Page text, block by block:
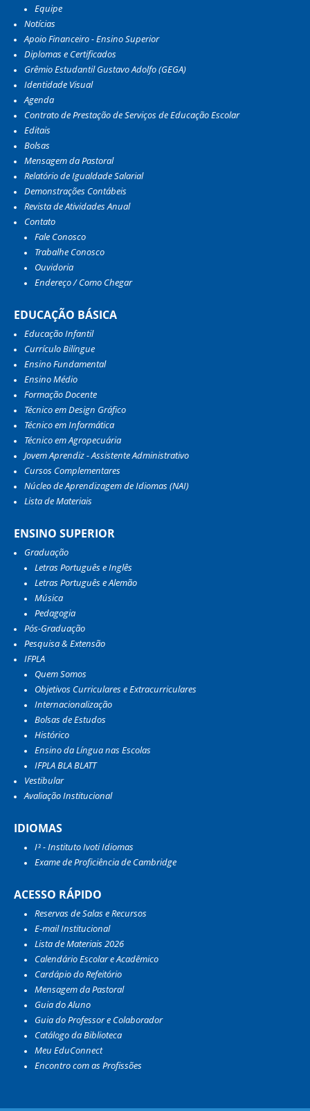
Equipe
Notícias
Apoio Financeiro - Ensino Superior
Diplomas e Certificados
Grêmio Estudantil Gustavo Adolfo (GEGA)
Identidade Visual
Agenda
Contrato de Prestação de Serviços de Educação Escolar
Editais
Bolsas
Mensagem da Pastoral
Relatório de Igualdade Salarial
Demonstrações Contábeis
Revista de Atividades Anual
Contato
Fale Conosco
Trabalhe Conosco
Ouvidoria
Endereço / Como Chegar
EDUCAÇÃO BÁSICA
Educação Infantil
Currículo Bilíngue
Ensino Fundamental
Ensino Médio
Formação Docente
Técnico em Design Gráfico
Técnico em Informática
Técnico em Agropecuária
Jovem Aprendiz - Assistente Administrativo
Cursos Complementares
Núcleo de Aprendizagem de Idiomas (NAI)
Lista de Materiais
ENSINO SUPERIOR
Graduação
Letras Português e Inglês
Letras Português e Alemão
Música
Pedagogia
Pós-Graduação
Pesquisa & Extensão
IFPLA
Quem Somos
Objetivos Curriculares e Extracurriculares
Internacionalização
Bolsas de Estudos
Histórico
Ensino da Língua nas Escolas
IFPLA BLA BLATT
Vestibular
Avaliação Institucional
IDIOMAS
I³ - Instituto Ivoti Idiomas
Exame de Proficiência de Cambridge
ACESSO RÁPIDO
Reservas de Salas e Recursos
E-mail Institucional
Lista de Materiais 2026
Calendário Escolar e Acadêmico
Cardápio do Refeitório
Mensagem da Pastoral
Guia do Aluno
Guia do Professor e Colaborador
Catálogo da Biblioteca
Meu EduConnect
Encontro com as Profissões